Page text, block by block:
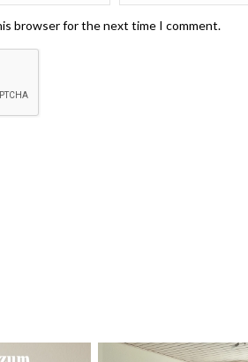
browser for the next time I comment.